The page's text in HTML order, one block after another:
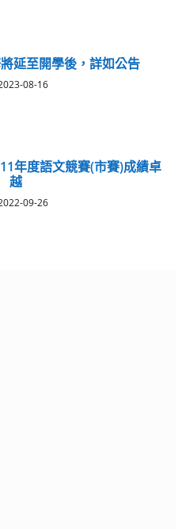
延至開學後，詳如公告
08-16
年度語文競賽(市賽)成績卓
越
09-26